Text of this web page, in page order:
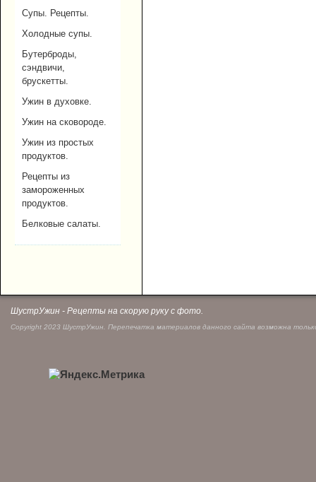
Супы. Рецепты.
Холодные супы.
Бутерброды,
сэндвичи,
брускетты.
Ужин в духовке.
Ужин на сковороде.
Ужин из простых
продуктов.
Рецепты из
замороженных
продуктов.
Белковые салаты.
ШустрУжин - Рецепты на скорую руку с фото.
Copyright 2023 ШустрУжин. Перепечатка материалов данного сайта возможна